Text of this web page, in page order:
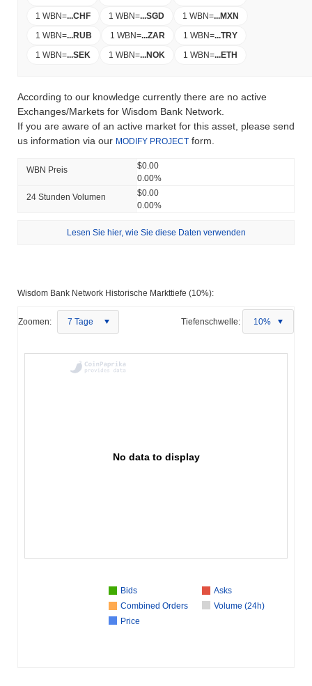
1 WBN=...CHF 1 WBN=...SGD 1 WBN=...MXN
1 WBN=...RUB 1 WBN=...ZAR 1 WBN=...TRY
1 WBN=...SEK 1 WBN=...NOK 1 WBN=...ETH
According to our knowledge currently there are no active
Exchanges/Markets for Wisdom Bank Network.
If you are aware of an active market for this asset, please send
us information via our MODIFY PROJECT form.
WBN Preis
$0.00
0.00%
24 Stunden Volumen
$0.00
0.00%
Lesen Sie hier, wie Sie diese Daten verwenden
Wisdom Bank Network Historische Markttiefe (10%):
Zoomen: 7 Tage Tiefenschwelle: 10%
No data to display
Bids
Asks
Combined Orders
Volume (24h)
Price